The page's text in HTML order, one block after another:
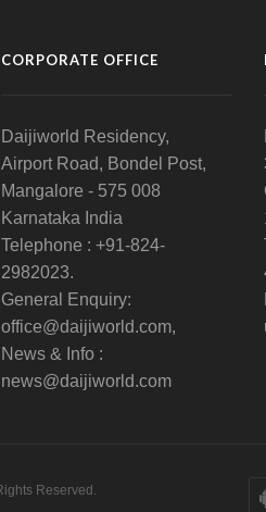
CORPORATE OFFICE
Daijiworld Residency,
Airport Road, Bondel Post,
Mangalore - 575 008
Karnataka India
Telephone : +91-824-
2982023.
General Enquiry:
office@daijiworld.com,
News & Info :
news@daijiworld.com
Reserved.